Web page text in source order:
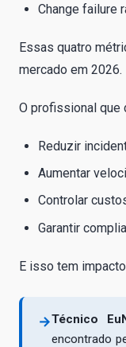
Change failure
Essas quatro
mercado em 2026.
O profissional que
Reduzir
Aumentar
Controlar
Garantir
E isso tem
→Técnico
encontrado